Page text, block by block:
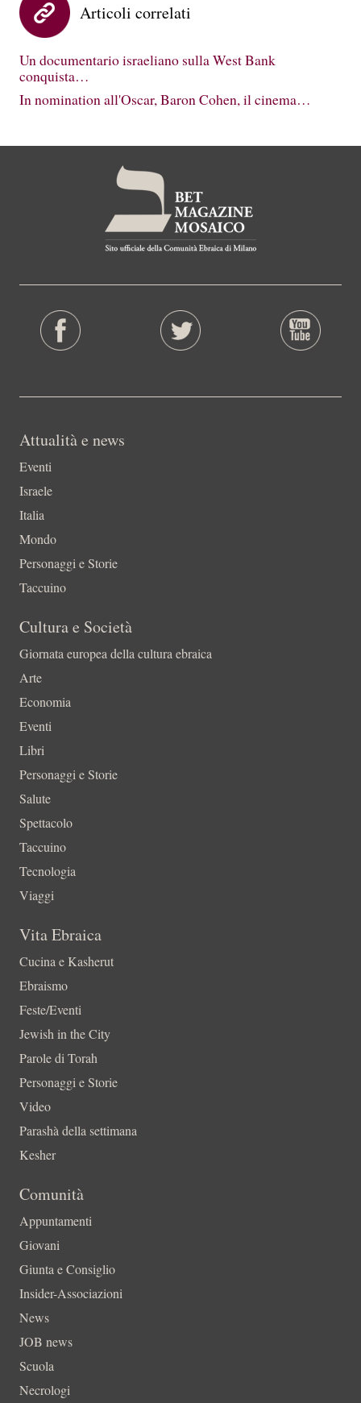
Articoli correlati
Un documentario israeliano sulla West Bank
conquista…
In nomination all'Oscar, Baron Cohen, il cinema…
Attualità e news
Eventi
Israele
Italia
Mondo
Personaggi e Storie
Taccuino
Cultura e Società
Giornata europea della cultura ebraica
Arte
Economia
Eventi
Libri
Personaggi e Storie
Salute
Spettacolo
Taccuino
Tecnologia
Viaggi
Vita Ebraica
Cucina e Kasherut
Ebraismo
Feste/Eventi
Jewish in the City
Parole di Torah
Personaggi e Storie
Video
Parashà della settimana
Kesher
Comunità
Appuntamenti
Giovani
Giunta e Consiglio
Insider-Associazioni
News
JOB news
Scuola
Necrologi